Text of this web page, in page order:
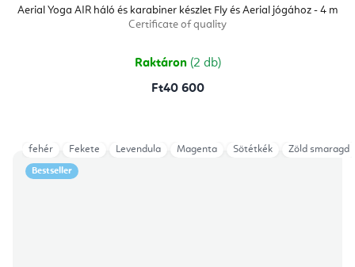
Aerial Yoga AIR háló és karabiner készlet Fly és Aerial jógához - 4 m
Certificate of quality
átlagos
értékelése
5-
csillag.
Raktáron (2 db)
Ft40 600
Bestseller
fehér Fekete Levendula Magenta Sötétkék Zöld smaragd